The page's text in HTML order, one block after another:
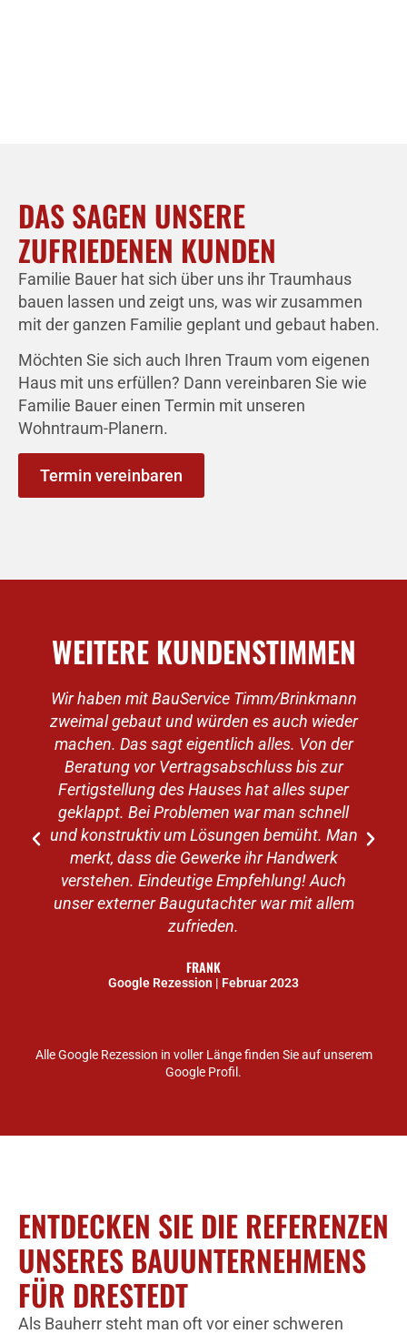
DAS SAGEN UNSERE
ZUFRIEDENEN KUNDEN
Familie Bauer hat sich über uns ihr Traumhaus
bauen lassen und zeigt uns, was wir zusammen
mit der ganzen Familie geplant und gebaut haben.
Möchten Sie sich auch Ihren Traum vom eigenen
Haus mit uns erfüllen? Dann vereinbaren Sie wie
Familie Bauer einen Termin mit unseren
Wohntraum-Planern.
Termin vereinbaren
WEITERE KUNDENSTIMMEN
Wir haben mit BauService Timm/Brinkmann
zweimal gebaut und würden es auch wieder
machen. Das sagt eigentlich alles. Von der
Beratung vor Vertragsabschluss bis zur
Fertigstellung des Hauses hat alles super
geklappt. Bei Problemen war man schnell
und konstruktiv um Lösungen bemüht. Man
merkt, dass die Gewerke ihr Handwerk
verstehen. Eindeutige Empfehlung! Auch
unser externer Baugutachter war mit allem
zufrieden.
FRANK
Google Rezession | Februar 2023
Alle Google Rezession in voller Länge finden Sie auf unserem
Google Profil.
ENTDECKEN SIE DIE REFERENZEN
UNSERES BAUUNTERNEHMENS
FÜR DRESTEDT
Als Bauherr steht man oft vor einer schweren